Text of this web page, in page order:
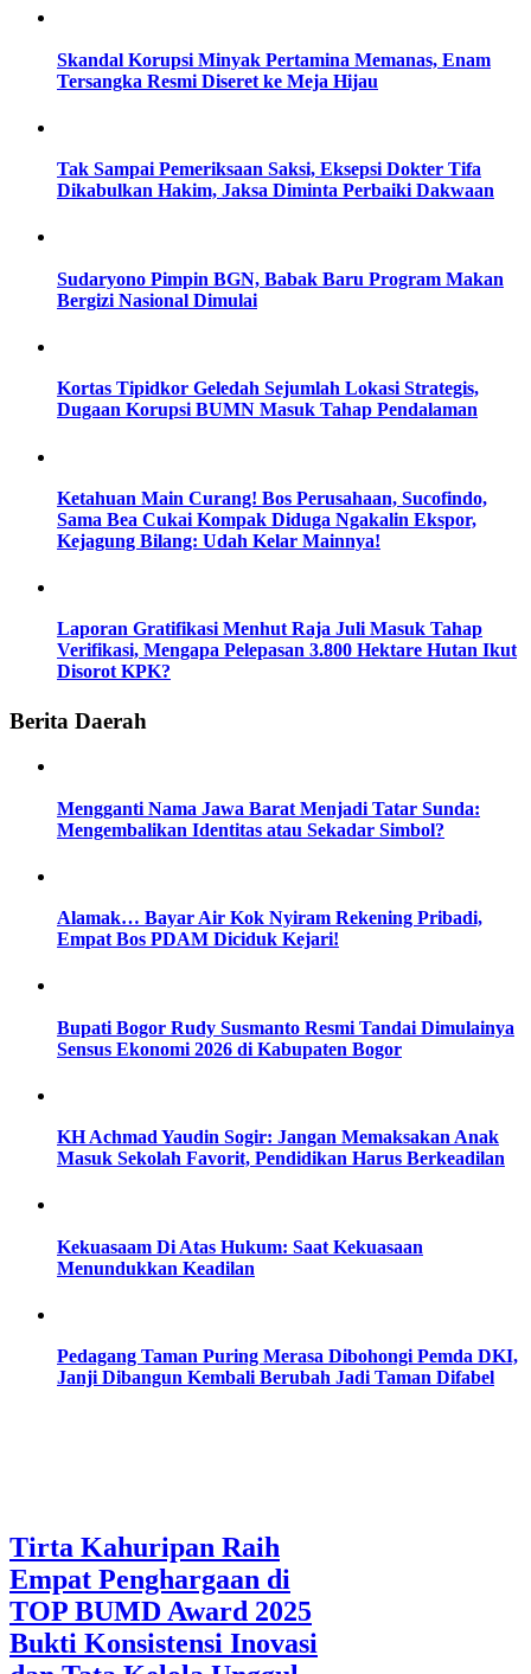
Skandal Korupsi Minyak Pertamina Memanas, Enam
Tersangka Resmi Diseret ke Meja Hijau
Tak Sampai Pemeriksaan Saksi, Eksepsi Dokter Tifa
Dikabulkan Hakim, Jaksa Diminta Perbaiki Dakwaan
Sudaryono Pimpin BGN, Babak Baru Program Makan
Bergizi Nasional Dimulai
Kortas Tipidkor Geledah Sejumlah Lokasi Strategis,
Dugaan Korupsi BUMN Masuk Tahap Pendalaman
Ketahuan Main Curang! Bos Perusahaan, Sucofindo,
Sama Bea Cukai Kompak Diduga Ngakalin Ekspor,
Kejagung Bilang: Udah Kelar Mainnya!
Laporan Gratifikasi Menhut Raja Juli Masuk Tahap
Verifikasi, Mengapa Pelepasan 3.800 Hektare Hutan Ikut
Disorot KPK?
Berita Daerah
Mengganti Nama Jawa Barat Menjadi Tatar Sunda:
Mengembalikan Identitas atau Sekadar Simbol?
Alamak… Bayar Air Kok Nyiram Rekening Pribadi,
Empat Bos PDAM Diciduk Kejari!
Bupati Bogor Rudy Susmanto Resmi Tandai Dimulainya
Sensus Ekonomi 2026 di Kabupaten Bogor
KH Achmad Yaudin Sogir: Jangan Memaksakan Anak
Masuk Sekolah Favorit, Pendidikan Harus Berkeadilan
Kekuasaam Di Atas Hukum: Saat Kekuasaan
Menundukkan Keadilan
Pedagang Taman Puring Merasa Dibohongi Pemda DKI,
Janji Dibangun Kembali Berubah Jadi Taman Difabel
Tirta Kahuripan Raih
Empat Penghargaan di
TOP BUMD Award 2025
Bukti Konsistensi Inovasi